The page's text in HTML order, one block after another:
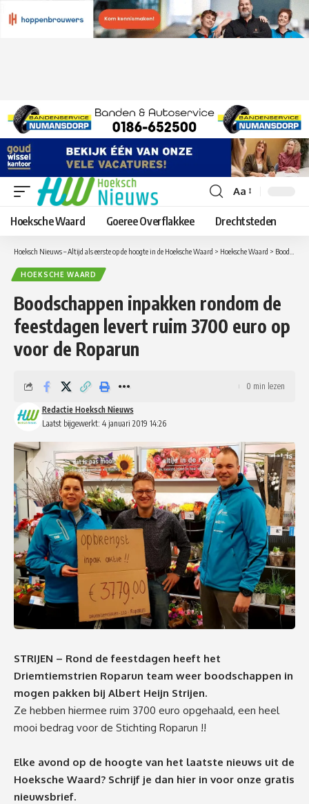
Lettergrootte
aanpassen
Aa
Hoeksche Waard Goeree Overflakkee Drechtsteden
Hoeksch Nieuws – Altijd als eerste op de hoogte in de Hoeksche Waard > Hoeksche Waard > Boodschappen inpakken rondom de feestdagen levert ruim 3700 euro op voor de Roparun
HOEKSCHE WAARD
Boodschappen inpakken rondom de
feestdagen levert ruim 3700 euro op
voor de Roparun
Laatst bijgewerkt: 4 januari 2019 14:26
Redactie Hoeksch Nieuws
0 min lezen
STRIJEN – Rond de feestdagen heeft het
Driemtiemstrien Roparun team weer boodschappen in
mogen pakken bij Albert Heijn Strijen.
Ze hebben hiermee ruim 3700 euro opgehaald, een heel
mooi bedrag voor de Stichting Roparun !!
Elke avond op de hoogte van het laatste nieuws uit de
Hoeksche Waard? Schrijf je dan hier in voor onze gratis
nieuwsbrief.